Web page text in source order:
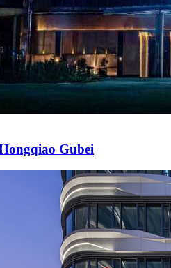
Gubei